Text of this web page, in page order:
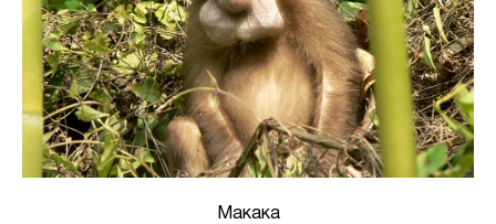
Макака